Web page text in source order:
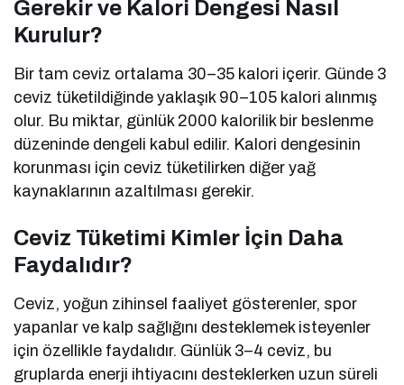
Gerekir ve Kalori Dengesi Nasıl
Kurulur?
Bir tam ceviz ortalama 30–35 kalori içerir. Günde 3
ceviz tüketildiğinde yaklaşık 90–105 kalori alınmış
olur. Bu miktar, günlük 2000 kalorilik bir beslenme
düzeninde dengeli kabul edilir. Kalori dengesinin
korunması için ceviz tüketilirken diğer yağ
kaynaklarının azaltılması gerekir.
Ceviz Tüketimi Kimler İçin Daha
Faydalıdır?
Ceviz, yoğun zihinsel faaliyet gösterenler, spor
yapanlar ve kalp sağlığını desteklemek isteyenler
için özellikle faydalıdır. Günlük 3–4 ceviz, bu
gruplarda enerji ihtiyacını desteklerken uzun süreli